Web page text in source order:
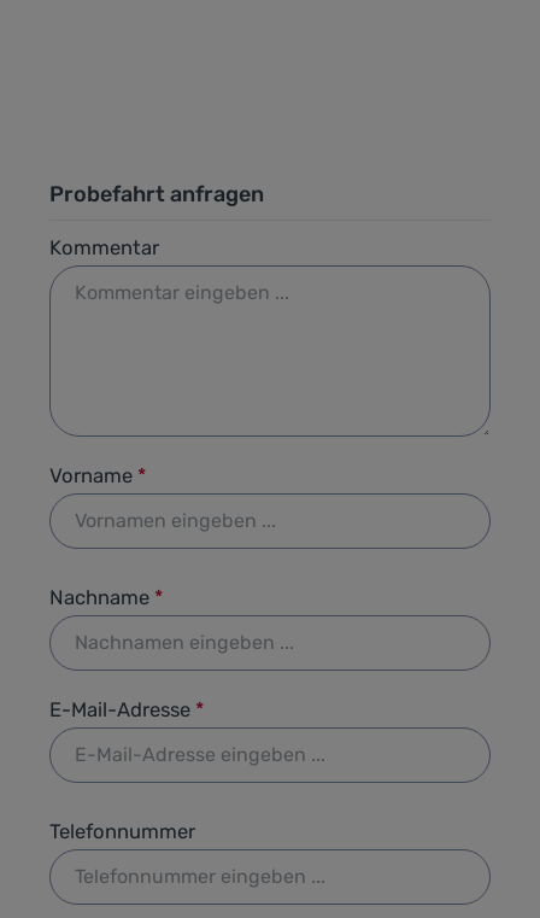
Probefahrt anfragen
Kommentar
Vorname *
Nachname *
E-Mail-Adresse *
Telefonnummer